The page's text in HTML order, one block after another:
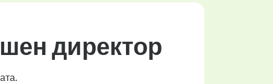
директор